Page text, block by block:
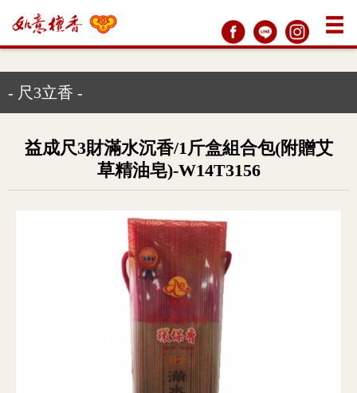
- 尺3立香 -
益成尺3財滿水沉香/1斤盒組合包(附贈艾
草精油皂)-W14T3156